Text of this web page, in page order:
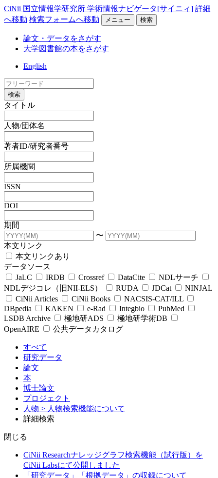
CiNii 国立情報学研究所 学術情報ナビゲータ[サイニィ] 詳細
へ移動 検索フォームへ移動 メニュー 検索
論文・データをさがす
大学図書館の本をさがす
English
検索
タイトル
人物/団体名
著者ID/研究者番号
所属機関
ISSN
DOI
期間
〜
本文リンク
本文リンクあり
データソース
JaLC
IRDB Crossref DataCite
NDLサーチ
NDLデジコレ（旧NII-ELS）
RUDA JDCat
NINJAL
CiNii Articles
CiNii Books
NACSIS-CAT/ILL
DBpedia
KAKEN e-Rad Integbio
PubMed
LSDB Archive
極地研ADS
極地研学術DB
OpenAIRE
公共データカタログ
すべて
研究データ
論文
本
博士論文
プロジェクト
人物 > 人物検索機能について
詳細検索
閉じる
CiNii Researchナレッジグラフ検索機能（試行版）を
CiNii Labsにて公開しました
「研究データ」「根拠データ」の収録について